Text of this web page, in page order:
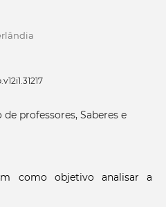
de professores, Saberes e
como objetivo analisar a